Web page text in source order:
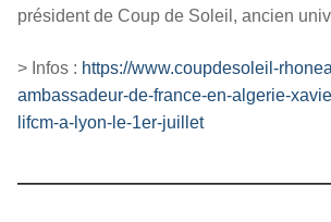
président de Coup de Soleil, ancien
> Infos : https://www.coupdesoleil-
ambassadeur-de-france-en-algerie-
lifcm-a-lyon-le-1er-juillet